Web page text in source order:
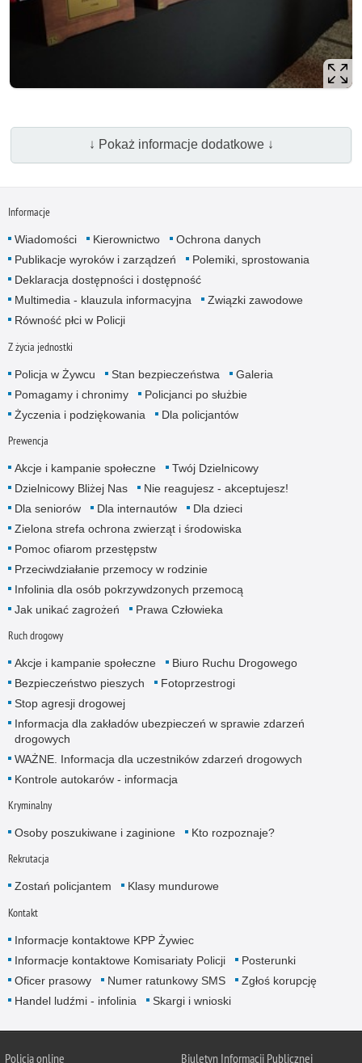
↓ Pokaż informacje dodatkowe ↓
Informacje
Wiadomości Kierownictwo
Ochrona danych
Publikacje wyroków i zarządzeń
Polemiki, sprostowania
Deklaracja dostępności i dostępność
Multimedia - klauzula informacyjna
Związki zawodowe
Równość płci w Policji
Z życia jednostki
Policja w Żywcu Stan bezpieczeństwa
Galeria
Pomagamy i chronimy
Policjanci po służbie
Życzenia i podziękowania
Dla policjantów
Prewencja
Akcje i kampanie społeczne
Twój Dzielnicowy
Dzielnicowy Bliżej Nas
Nie reagujesz - akceptujesz!
Dla seniorów
Dla internautów
Dla dzieci
Zielona strefa ochrona zwierząt i środowiska
Pomoc ofiarom przestępstw
Przeciwdziałanie przemocy w rodzinie
Infolinia dla osób pokrzywdzonych przemocą
Jak unikać zagrożeń
Prawa Człowieka
Ruch drogowy
Akcje i kampanie społeczne
Biuro Ruchu Drogowego
Bezpieczeństwo pieszych
Fotoprzestrogi
Stop agresji drogowej
Informacja dla zakładów ubezpieczeń w sprawie zdarzeń
drogowych
WAŻNE. Informacja dla uczestników zdarzeń drogowych
Kontrole autokarów - informacja
Kryminalny
Osoby poszukiwane i zaginione Kto rozpoznaje?
Rekrutacja
Zostań policjantem Klasy mundurowe
Kontakt
Informacje kontaktowe KPP Żywiec
Informacje kontaktowe Komisariaty Policji
Posterunki
Oficer prasowy
Numer ratunkowy SMS
Zgłoś korupcję
Handel ludźmi - infolinia
Skargi i wnioski
Policja online Biuletyn Informacji Publicznej